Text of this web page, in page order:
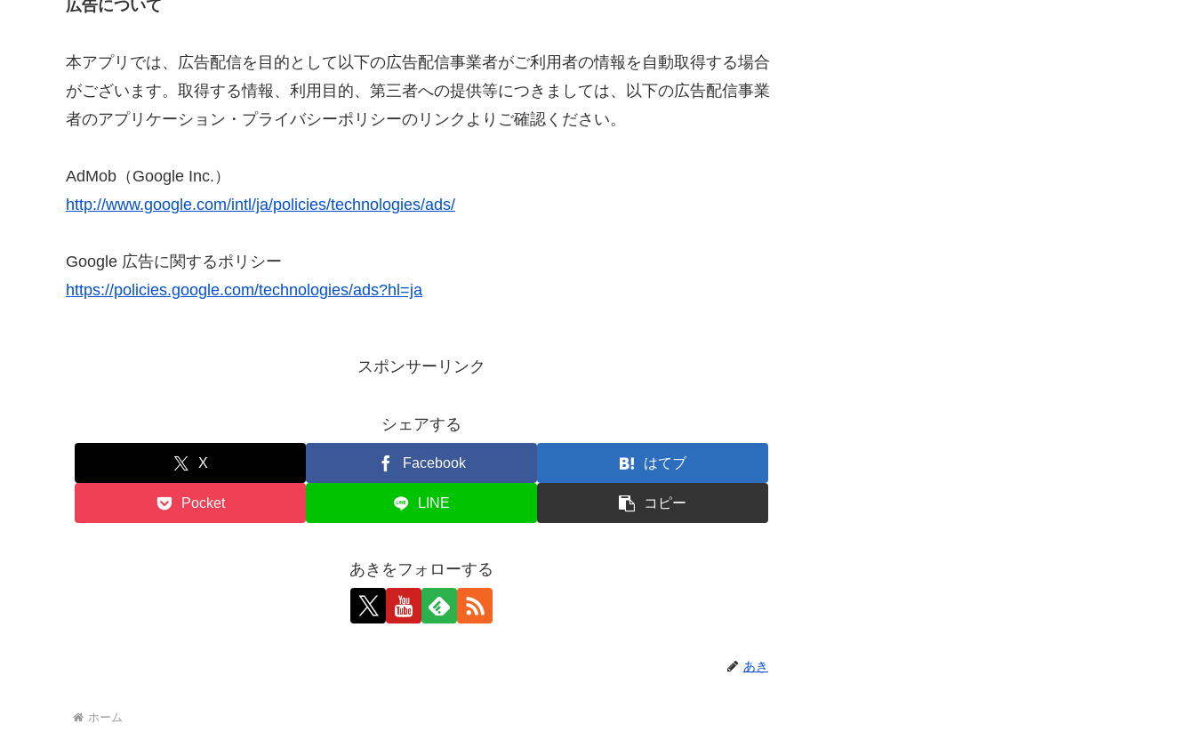
広告について
本アプリでは、広告配信を目的として以下の広告配信事業者がご利用者の情報を自動取得する場合
がございます。取得する情報、利用目的、第三者への提供等につきましては、以下の広告配信事業
者のアプリケーション・プライバシーポリシーのリンクよりご確認ください。
AdMob（Google Inc.）
http://www.google.com/intl/ja/policies/technologies/ads/
Google 広告に関するポリシー
https://policies.google.com/technologies/ads?hl=ja
スポンサーリンク
シェアする
X Facebook はてブ
Pocket LINE コピー
あきをフォローする
あき
ホーム